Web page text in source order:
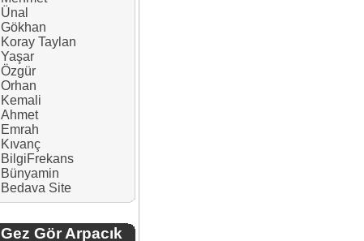
Ünal
Gökhan
Koray Taylan
Yaşar
Özgür
Orhan
Kemali
Ahmet
Emrah
Kıvanç
BilgiFrekans
Bünyamin
Bedava Site
Gez Gör Arpacık